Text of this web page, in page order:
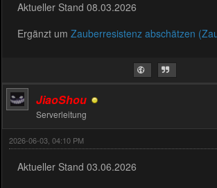
Aktueller Stand 08.03.2026
Ergänzt umZauberresistenz abschätzen
JiaoShou
Serverleitung
2026-06-03, 04:10 PM
Aktueller Stand 03.06.2026